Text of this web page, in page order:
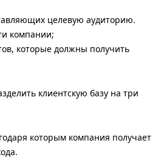
целевую аудиторию.
компании;
которые должны получить
клиентскую базу на три
которым компания получает